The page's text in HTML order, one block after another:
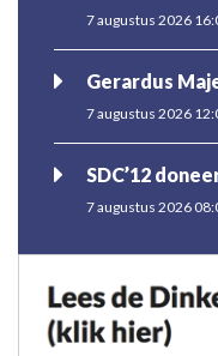
7 augustus 2026
Gerardus
7 augustus 2026
SDC’12
7 augustus 2026